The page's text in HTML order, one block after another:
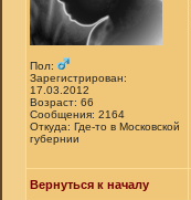
Пол:
Зарегистрирован:
17.03.2012
Возраст: 66
Сообщения: 2164
Откуда: Где-то в Московской
губернии
Вернуться к началу